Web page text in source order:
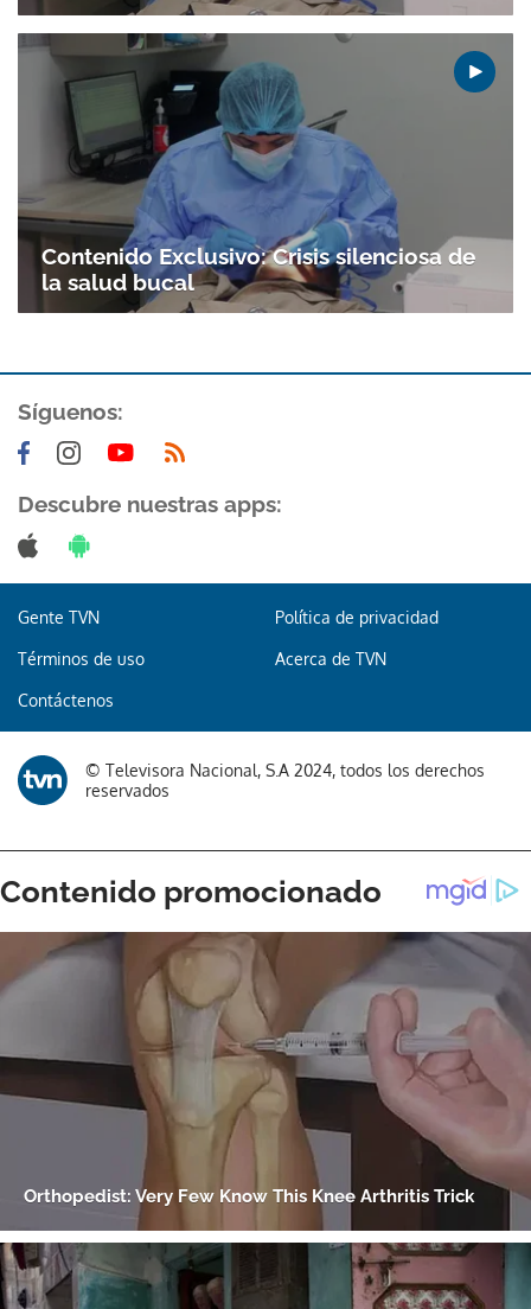
Contenido Exclusivo: Crisis silenciosa de
la salud bucal
Síguenos:
Descubre nuestras apps:
Gente TVN Política de privacidad
Términos de uso Acerca de TVN
Contáctenos
© Televisora Nacional, S.A 2024, todos los derechos
reservados